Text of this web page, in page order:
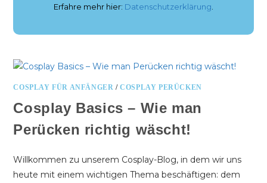
Erfahre mehr hier: Datenschutzerklärung
COSPLAY FÜR ANFÄNGER /COSPLAY PERÜCKEN
Cosplay Basics – Wie man
Perücken richtig wäscht!
Willkommen zu unserem Cosplay-Blog, in dem wir uns
heute mit einem wichtigen Thema beschäftigen: dem